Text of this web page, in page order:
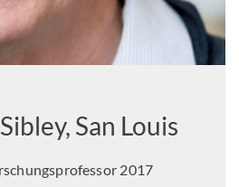
San Louis
2017